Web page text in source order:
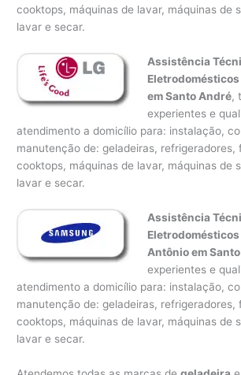
cooktops, máquinas de lavar, máquinas de
lavar e secar.
Assistência
em Santo André,
experientes e
atendimento a domicílio para: instalação,
manutenção de: geladeiras, refrigeradores,
cooktops, máquinas de lavar, máquinas de
lavar e secar.
Assistência
Antônio em
experientes e
atendimento a domicílio para: instalação,
manutenção de: geladeiras, refrigeradores,
cooktops, máquinas de lavar, máquinas de
lavar e secar.